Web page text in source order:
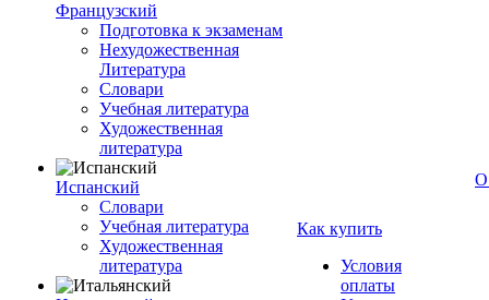
Французский
Подготовка к экзаменам
Нехудожественная
Литература
Словари
Учебная литература
Художественная
литература
Испанский
Словари
Учебная литература
Художественная
литература
Как купить
Условия
оплаты
О